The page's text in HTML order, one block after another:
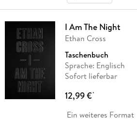
I Am The Night
Ethan Cross
Taschenbuch
Sprache: Englisch
Sofort lieferbar
12,99 €*
Ein weiteres Format